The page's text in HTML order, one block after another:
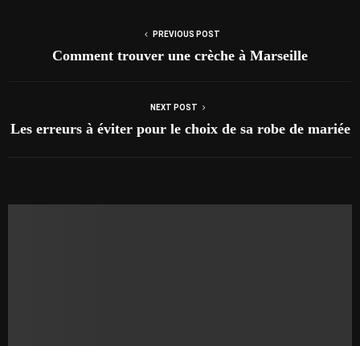
PREVIOUS POST
Comment trouver une crèche à Marseille
NEXT POST
Les erreurs à éviter pour le choix de sa robe de mariée